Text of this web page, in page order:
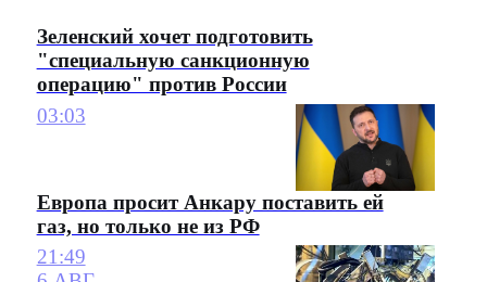
Зеленский хочет подготовить
"специальную санкционную
операцию" против России
03:03
Европа просит Анкару поставить ей
газ, но только не из РФ
21:49